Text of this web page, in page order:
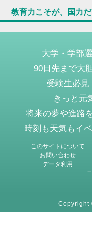
教育力こそが、国力だ
大学・学部
90日先まで大
受験生必見
きっと元
将来の夢や進路
時刻も天気もイ
このサイトについて
お問い合わせ
データ利用
Copyright